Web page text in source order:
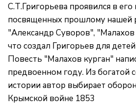
С.Т.Григорьева проявился в его
посвященных прошлому нашей
"Александр Суворов",
что создал Григорьев для
Повесть "Малахов курган"
предвоенном году. Из богатой
истории автор выбирает
Крымской войне 1853